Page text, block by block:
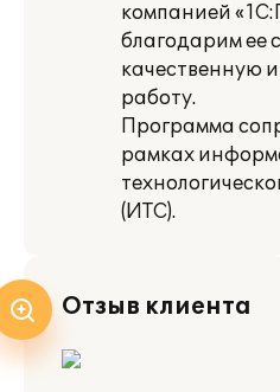
компанией
благодарим ее
качественную
работу.
Программа
рамках
(ИТС).
Отзыв клиента